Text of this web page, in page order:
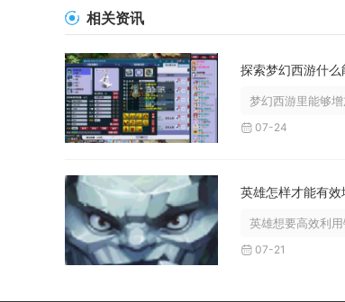
相关资讯
探索梦幻西游什么
梦幻西游里能够
07-24
英雄想要高效利
07-21